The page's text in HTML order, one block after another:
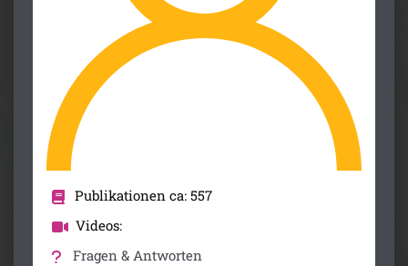
Publikationen ca: 557
Videos:
Fragen & Antworten